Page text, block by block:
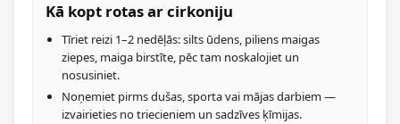
Kā kopt rotas ar cirkoniju
Tīriet reizi 1–2 nedēļās: silts ūdens, piliens maigas
ziepes, maiga birstīte, pēc tam noskalojiet un
nosusiniet.
Noņemiet pirms dušas, sporta vai mājas darbiem —
izvairieties no triecieniem un sadzīves ķīmijas.